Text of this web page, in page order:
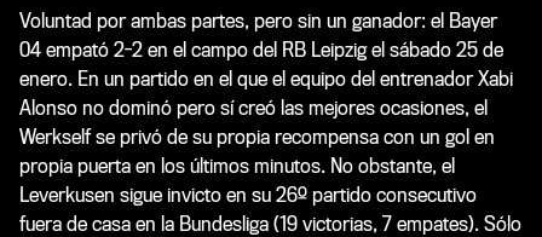
Voluntad por ambas partes, pero sin un ganador: el Bayer
04 empató 2-2 en el campo del RB Leipzig el sábado 25 de
enero. En un partido en el que el equipo del entrenador Xabi
Alonso no dominó pero sí creó las mejores ocasiones, el
Werkself se privó de su propia recompensa con un gol en
propia puerta en los últimos minutos. No obstante, el
Leverkusen sigue invicto en su 26º partido consecutivo
fuera de casa en la Bundesliga (19 victorias, 7 empates). Sólo